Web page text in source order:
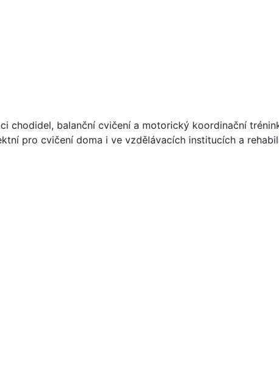
chodidel, balanční cvičení a motorický koordinační
pro cvičení doma i ve vzdělávacích institucích a